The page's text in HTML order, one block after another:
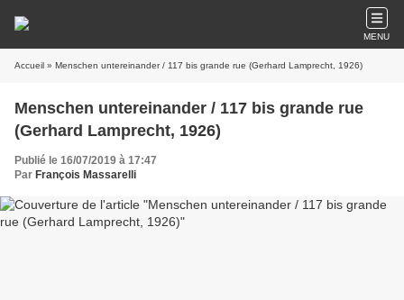
MENU
Accueil » Menschen untereinander / 117 bis grande rue (Gerhard Lamprecht, 1926)
Menschen untereinander / 117 bis grande rue
(Gerhard Lamprecht, 1926)
Publié le 16/07/2019 à 17:47
Par François Massarelli